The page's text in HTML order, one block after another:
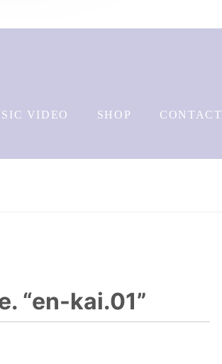
VIDEO SHOP CONTACT
“en-kai.01”